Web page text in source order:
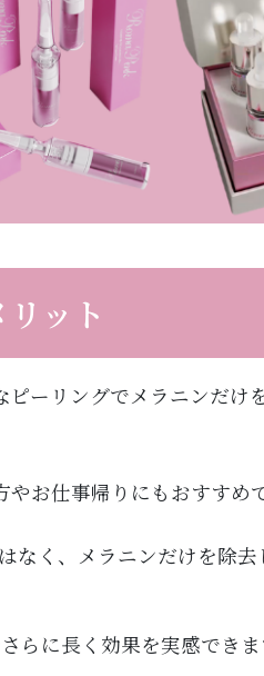
ット
ーリングでメラニンだけ
お仕事帰りにもおすすめで
なく、メラニンだけを除去
らに長く効果を実感できま